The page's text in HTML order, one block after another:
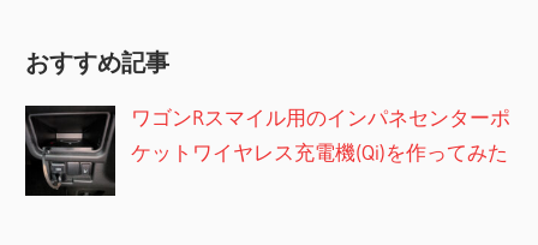
おすすめ記事
ワゴンRスマイル用のインパネセンターポ
ケットワイヤレス充電機(Qi)を作ってみた